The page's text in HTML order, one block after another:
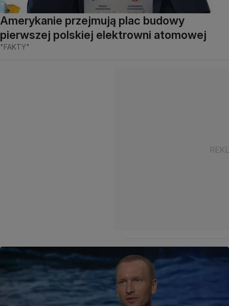
Amerykanie przejmują plac budowy
pierwszej polskiej elektrowni atomowej
"FAKTY"